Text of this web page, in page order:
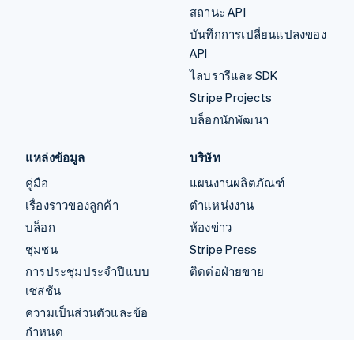
สถานะ API
บันทึกการเปลี่ยนแปลงของ
API
ไลบรารีและ SDK
Stripe Projects
บล็อกนักพัฒนา
แหล่งข้อมูล
คู่มือ
เรื่องราวของลูกค้า
บล็อก
ชุมชน
การประชุมประจำปีแบบ
เซสชัน
ความเป็นส่วนตัวและข้อ
กำหนด
บริษัท
แผนงานผลิตภัณฑ์
ตำแหน่งงาน
ห้องข่าว
Stripe Press
ติดต่อฝ่ายขาย